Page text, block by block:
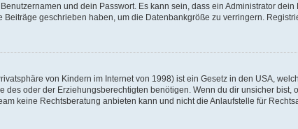
und dein Passwort. Es kann sein, dass ein Administrator
geschrieben haben, um die Datenbankgröße zu verringern.
von Kindern im Internet von 1998) ist ein Gesetz in den USA,
oder der Erziehungsberechtigten benötigen. Wenn du dir unsicher bist,
keine Rechtsberatung anbieten kann und nicht die Anlaufstelle für